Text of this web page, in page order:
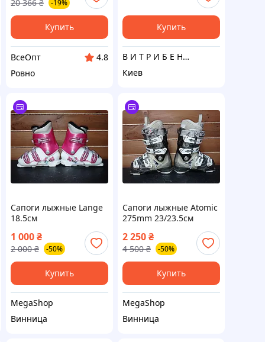
20 366 ₴ -19%
Купить
ВсеОпт
4.8
Ровно
Купить
В И Т Р И Б Е Н Ь К И
Киев
Сапоги лыжные Lange
18.5см
1 000₴
2 000 ₴ -50%
Купить
MegaShop
Винница
Сапоги лыжные Atomic
275mm 23/23.5см
2 250₴
4 500 ₴ -50%
Купить
MegaShop
Винница